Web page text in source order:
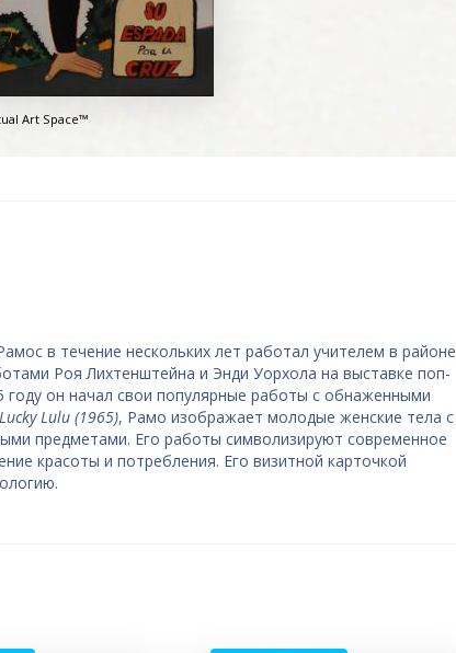
Art Space™
в течение нескольких лет работал учителем в районе
Роя Лихтенштейна и Энди Уорхола на выставке поп-
году он начал свои популярные работы с обнаженными
Lucky Lulu (1965), Рамо изображает молодые женские тела с
предметами. Его работы символизируют современное
красоты и потребления. Его визитной карточкой